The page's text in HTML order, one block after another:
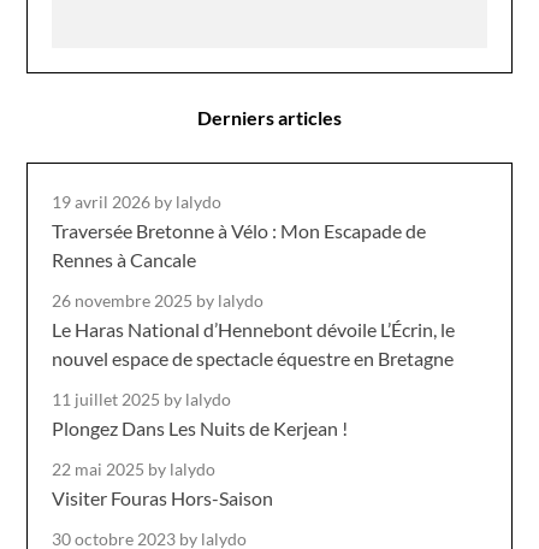
Derniers articles
19 avril 2026 by lalydo
Traversée Bretonne à Vélo : Mon Escapade de
Rennes à Cancale
26 novembre 2025 by lalydo
Le Haras National d’Hennebont dévoile L’Écrin, le
nouvel espace de spectacle équestre en Bretagne
11 juillet 2025 by lalydo
Plongez Dans Les Nuits de Kerjean !
22 mai 2025 by lalydo
Visiter Fouras Hors-Saison
30 octobre 2023 by lalydo